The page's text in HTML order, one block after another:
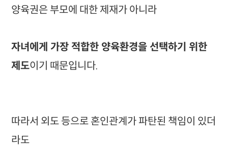
양육권은 부모에 대한 제재가 아니라
자녀에게 가장 적합한 양육환경을 선택하기 위한
제도이기 때문입니다.
따라서 외도 등으로 혼인관계가 파탄된 책임이 있더
라도